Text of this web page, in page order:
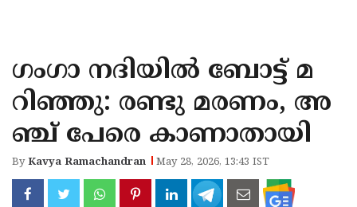
KANNUR
KASARAGOD
ഗംഗാ നദിയിൽ ബോട്ട് മ
റിഞ്ഞു: രണ്ടു മരണം, അ
ഞ്ച് പേരെ കാണാതായി
ByKavya Ramachandran May 28, 2026, 13:43 IST